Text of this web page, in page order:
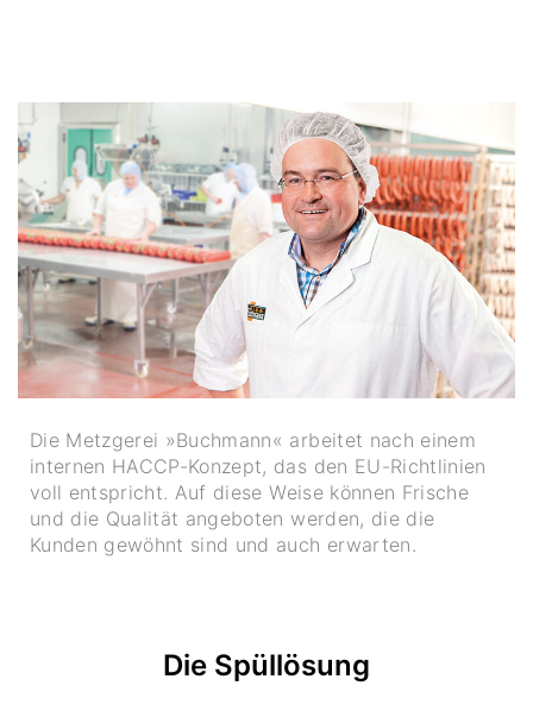
Die Metzgerei »Buchmann« arbeitet nach einem
internen HACCP-Konzept, das den EU-Richtlinien
voll entspricht. Auf diese Weise können Frische
und die Qualität angeboten werden, die die
Kunden gewöhnt sind und auch erwarten.
Die Spüllösung